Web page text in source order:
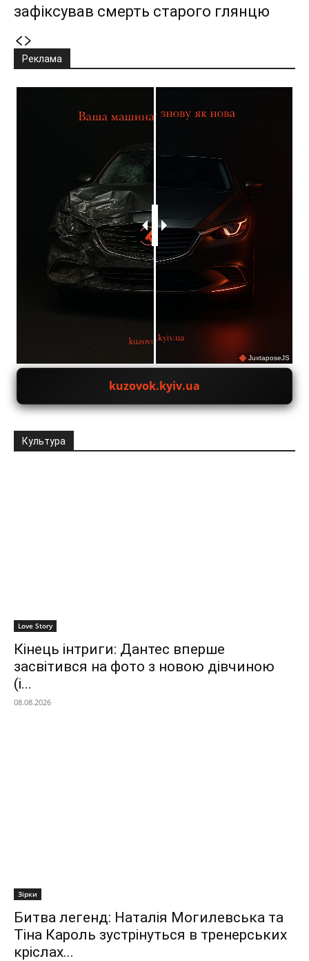
зафіксував смерть старого глянцю
Реклама
JuxtaposeJS
kuzovok.kyiv.ua
Культура
Love Story
Кінець інтриги: Дантес вперше
засвітився на фото з новою дівчиною
(і...
08.08.2026
Зірки
Битва легенд: Наталія Могилевська та
Тіна Кароль зустрінуться в тренерських
кріслах...